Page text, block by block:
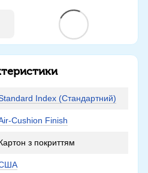
Index (Стандартний)
Cushion Finish
з покриттям